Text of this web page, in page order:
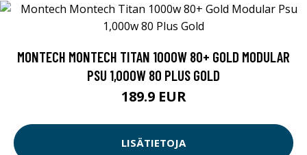
MONTECH MONTECH TITAN 1000W 80+ GOLD MODULAR
PSU 1,000W 80 PLUS GOLD
189.9 EUR
LISÄTIETOJA